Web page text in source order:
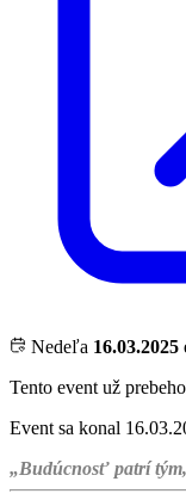
Nedeľa 16.03.2025
Tento event už
Event sa konal
„Budúcnosť patrí